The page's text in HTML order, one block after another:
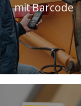
mit Barcode